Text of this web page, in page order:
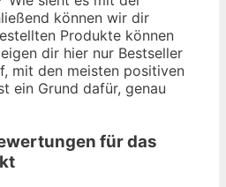
können wir dir
Produkte können
dir hier nur Bestseller
mit den meisten positiven
ein Grund dafür, genau
für das